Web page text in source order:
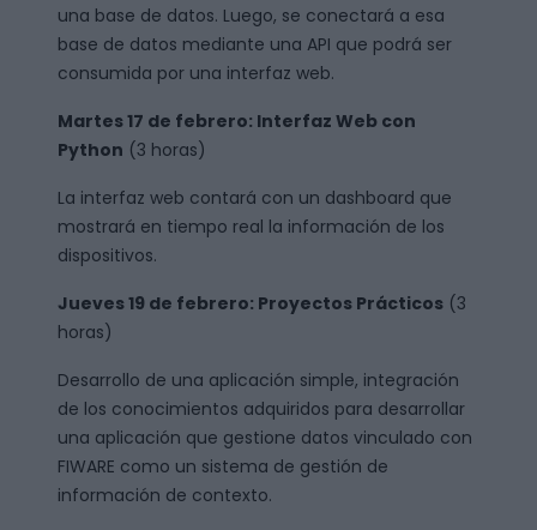
una base de datos. Luego, se conectará a esa
base de datos mediante una API que podrá ser
consumida por una interfaz web.
Martes 17 de febrero: Interfaz Web con
Python (3 horas)
La interfaz web contará con un dashboard que
mostrará en tiempo real la información de los
dispositivos.
Jueves 19 de febrero: Proyectos Prácticos (3
horas)
Desarrollo de una aplicación simple, integración
de los conocimientos adquiridos para desarrollar
una aplicación que gestione datos vinculado con
FIWARE como un sistema de gestión de
información de contexto.